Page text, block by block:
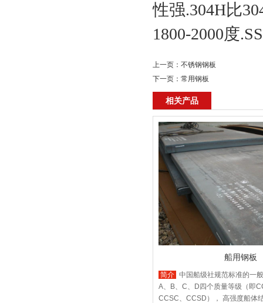
性强.304H比
1800-2000度
上一页： 不锈钢钢板
下一页： 常用钢板
相关产品
船用钢板
简介 中国船级社规范标准的一
A、B、C、D四个质量等级（即
CCSC、CCSD）， ‌高强度船体